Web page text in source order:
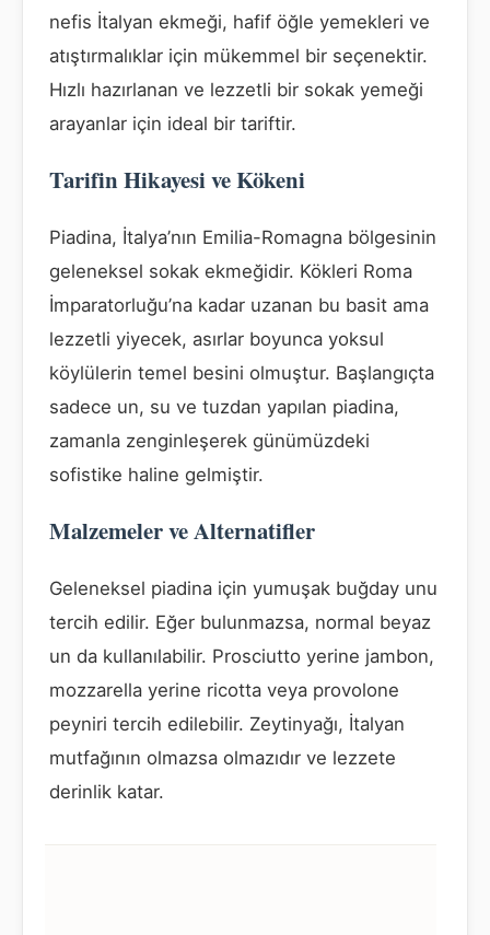
nefis İtalyan ekmeği, hafif öğle yemekleri ve
atıştırmalıklar için mükemmel bir seçenektir.
Hızlı hazırlanan ve lezzetli bir sokak yemeği
arayanlar için ideal bir tariftir.
Tarifin Hikayesi ve Kökeni
Piadina, İtalya’nın Emilia-Romagna bölgesinin
geleneksel sokak ekmeğidir. Kökleri Roma
İmparatorluğu’na kadar uzanan bu basit ama
lezzetli yiyecek, asırlar boyunca yoksul
köylülerin temel besini olmuştur. Başlangıçta
sadece un, su ve tuzdan yapılan piadina,
zamanla zenginleşerek günümüzdeki
sofistike haline gelmiştir.
Malzemeler ve Alternatifler
Geleneksel piadina için yumuşak buğday unu
tercih edilir. Eğer bulunmazsa, normal beyaz
un da kullanılabilir. Prosciutto yerine jambon,
mozzarella yerine ricotta veya provolone
peyniri tercih edilebilir. Zeytinyağı, İtalyan
mutfağının olmazsa olmazıdır ve lezzete
derinlik katar.